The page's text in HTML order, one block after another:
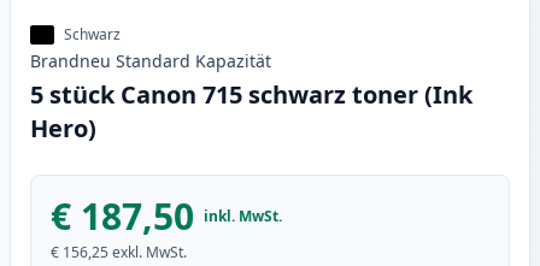
Schwarz
Brandneu Standard Kapazität
5 stück Canon 715 schwarz toner (Ink
Hero)
€ 187,50 inkl. MwSt.
€ 156,25 exkl. MwSt.